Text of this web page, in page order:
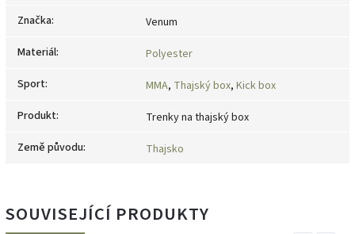
Značka:
Venum
Materiál:
Polyester
Sport: MMA, Thajský box, Kick box
Produkt:
Trenky na thajský box
Země původu: Thajsko
SOUVISEJÍCÍ PRODUKTY